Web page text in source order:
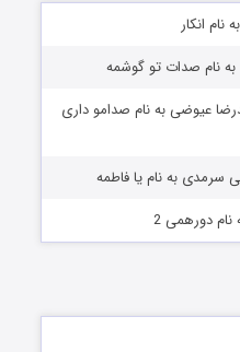
انکار
نام صدات تو گوشمه
عیوضی به نام صدامو داری
سرمدی به نام یا فاطمه
دورهمی 2